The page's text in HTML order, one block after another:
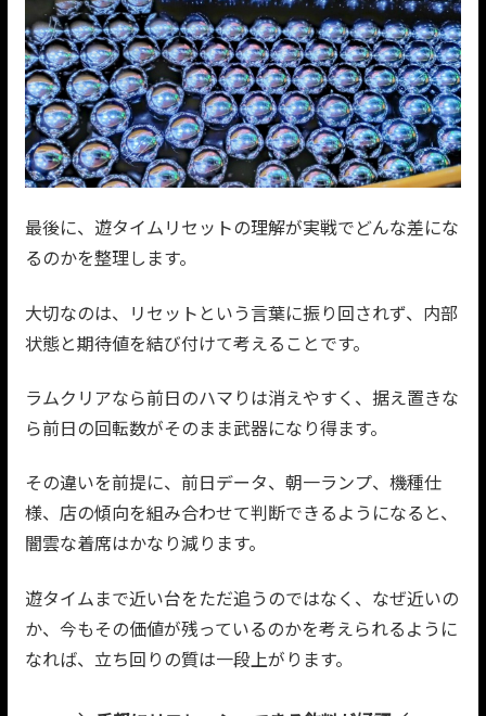
最後に、遊タイムリセットの理解が実戦でどんな差にな
るのかを整理します。
大切なのは、リセットという言葉に振り回されず、内部
状態と期待値を結び付けて考えることです。
ラムクリアなら前日のハマりは消えやすく、据え置きな
ら前日の回転数がそのまま武器になり得ます。
その違いを前提に、前日データ、朝一ランプ、機種仕
様、店の傾向を組み合わせて判断できるようになると、
闇雲な着席はかなり減ります。
遊タイムまで近い台をただ追うのではなく、なぜ近いの
か、今もその価値が残っているのかを考えられるように
なれば、立ち回りの質は一段上がります。